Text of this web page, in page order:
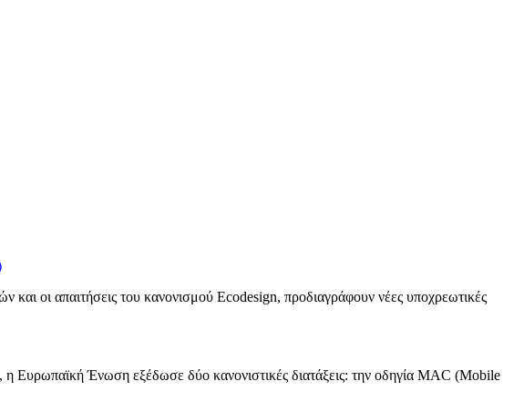
οι απαιτήσεις του κανονισμού Ecodesign, προδιαγράφουν νέες υποχρεωτικές
Ευρωπαϊκή Ένωση εξέδωσε δύο κανονιστικές διατάξεις: την οδηγία MAC (Μobile